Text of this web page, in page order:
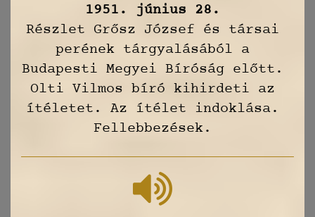
1951. június 28.
Részlet Grősz József és társai
perének tárgyalásából a
Budapesti Megyei Bíróság előtt.
Olti Vilmos bíró kihirdeti az
ítéletet. Az ítélet indoklása.
Fellebbezések.